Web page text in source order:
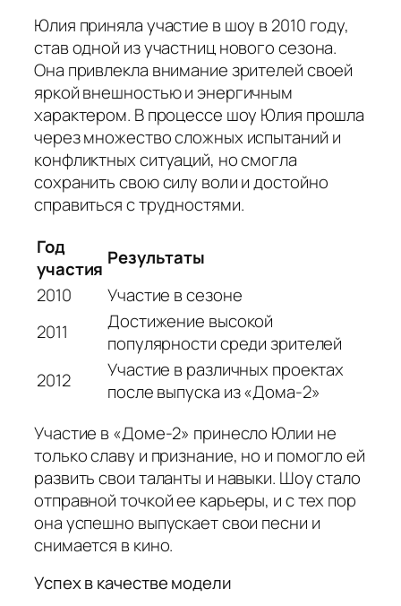
Юлия приняла участие в шоу в 2010 году,
став одной из участниц нового сезона.
Она привлекла внимание зрителей своей
яркой внешностью и энергичным
характером. В процессе шоу Юлия прошла
через множество сложных испытаний и
конфликтных ситуаций, но смогла
сохранить свою силу воли и достойно
справиться с трудностями.
Год
участия Результаты
2010
Участие в сезоне
2011
Достижение высокой
популярности среди зрителей
2012
Участие в различных проектах
после выпуска из «Дома-2»
Участие в «Доме-2» принесло Юлии не
только славу и признание, но и помогло ей
развить свои таланты и навыки. Шоу стало
отправной точкой ее карьеры, и с тех пор
она успешно выпускает свои песни и
снимается в кино.
Успех в качестве модели